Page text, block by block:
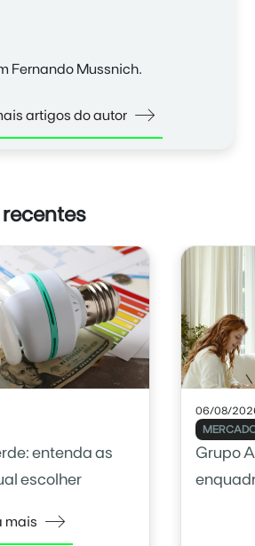
Fernando Mussnich.
artigos do autor
entenda as
escolher
mais
06/08/
Grupo